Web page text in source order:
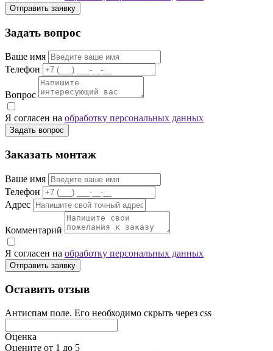
Отправить заявку
Задать вопрос
Ваше имя
Телефон
Вопрос
Я согласен на обработку персональных данных
Задать вопрос
Заказать монтаж
Ваше имя
Телефон
Адрес
Комментарий
Я согласен на обработку персональных данных
Отправить заявку
Оставить отзыв
Антиспам поле. Его необходимо скрыть через css
Оценка
Оцените от 1 до 5